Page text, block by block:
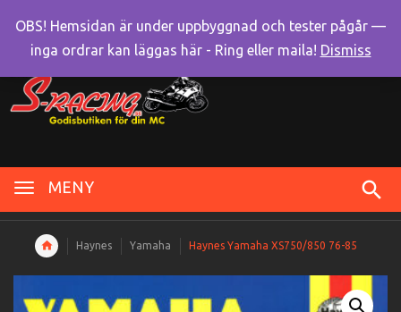
MENY
Haynes Yamaha Haynes Yamaha XS750/850 76-85
OBS! Hemsidan är under uppbyggnad och tester pågår —
inga ordrar kan läggas här - Ring eller maila! Dismiss